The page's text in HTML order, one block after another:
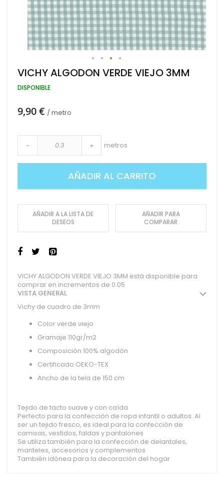
Saltar
al
comienzo
galería
VICHY ALGODON VERDE VIEJO 3MM
DISPONIBLE
9,90 € / metro
- + metros
AÑADIR AL CARRITO
AÑADIR A LA LISTA DE
DESEOS
AÑADIR PARA
COMPARAR
VICHY ALGODON VERDE VIEJO 3MM está disponible para
comprar en incrementos de 0.05
VISTA GENERAL
Vichy de cuadro de 3mm
Color verde viejo
Gramaje 110gr/m2
Composición 100% algodón
Certificado OEKO-TEX
Ancho de la tela de 150 cm
Tejido de tacto suave y con caída
Perfecto para la confección de ropa infantil o adultos. Al
ser un tejido fresco, es ideal para la confección de
camisas, vestidos, faldas y pantalones
Se utiliza también para la confección de delantales,
manteles, accesorios y complementos
También idónea para la decoración del hogar